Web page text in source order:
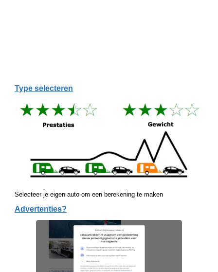
Type selecteren
Selecteer je eigen auto om een berekening te maken
Advertenties?